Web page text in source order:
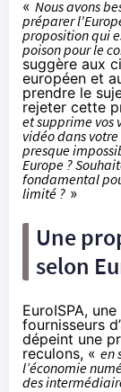
« Nous avons
préparer
proposition qui
poison pour le
suggère aux
européen et
prendre le
rejeter cette
et supprime vos
vidéo dans
presque
Europe ?
fondamental
limité ? »
Une
selon
EuroISPA,
fournisseurs
dépeint une
reculons, « en
l’économie
des